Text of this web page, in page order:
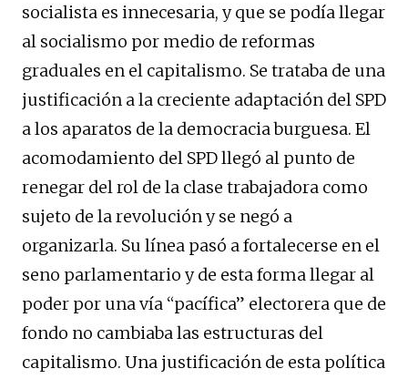
socialista es innecesaria, y que se podía llegar
al socialismo por medio de reformas
graduales en el capitalismo. Se trataba de una
justificación a la creciente adaptación del SPD
a los aparatos de la democracia burguesa. El
acomodamiento del SPD llegó al punto de
renegar del rol de la clase trabajadora como
sujeto de la revolución y se negó a
organizarla. Su línea pasó a fortalecerse en el
seno parlamentario y de esta forma llegar al
poder por una vía “pacífica” electorera que de
fondo no cambiaba las estructuras del
capitalismo. Una justificación de esta política